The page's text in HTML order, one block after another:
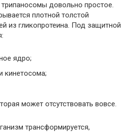
трипаносомы довольно простое.
плотной толстой
из гликопротеина. Под защитной
ядро;
кинетосома;
может отсутствовать вовсе.
трансформируется,